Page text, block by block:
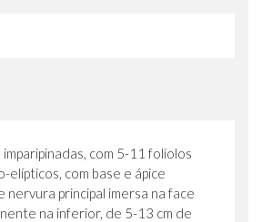
imparipinadas, com 5-11 folíolos
elípticos, com base e ápice
principal imersa na face
na inferior, de 5-13 cm de